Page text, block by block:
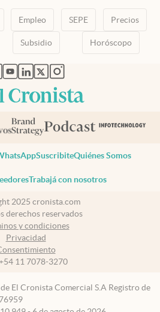
Empleo SEPE Precios
Subsidio Horóscopo
abre en nueva pestaña
abre en nueva pestaña
abre en nueva pestaña
abre en nueva pestaña
abre en nueva pestaña
SuscribiteQuiénes Somos
Trabajá con nosotros
2025 cronista.com
derechos reservados
y condiciones
Privacidad
11 7078-3270
El Cronista Comercial S.A Registro de